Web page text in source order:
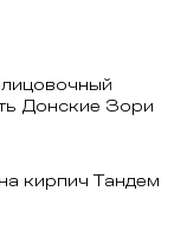
Донские Зори
кирпич Тандем